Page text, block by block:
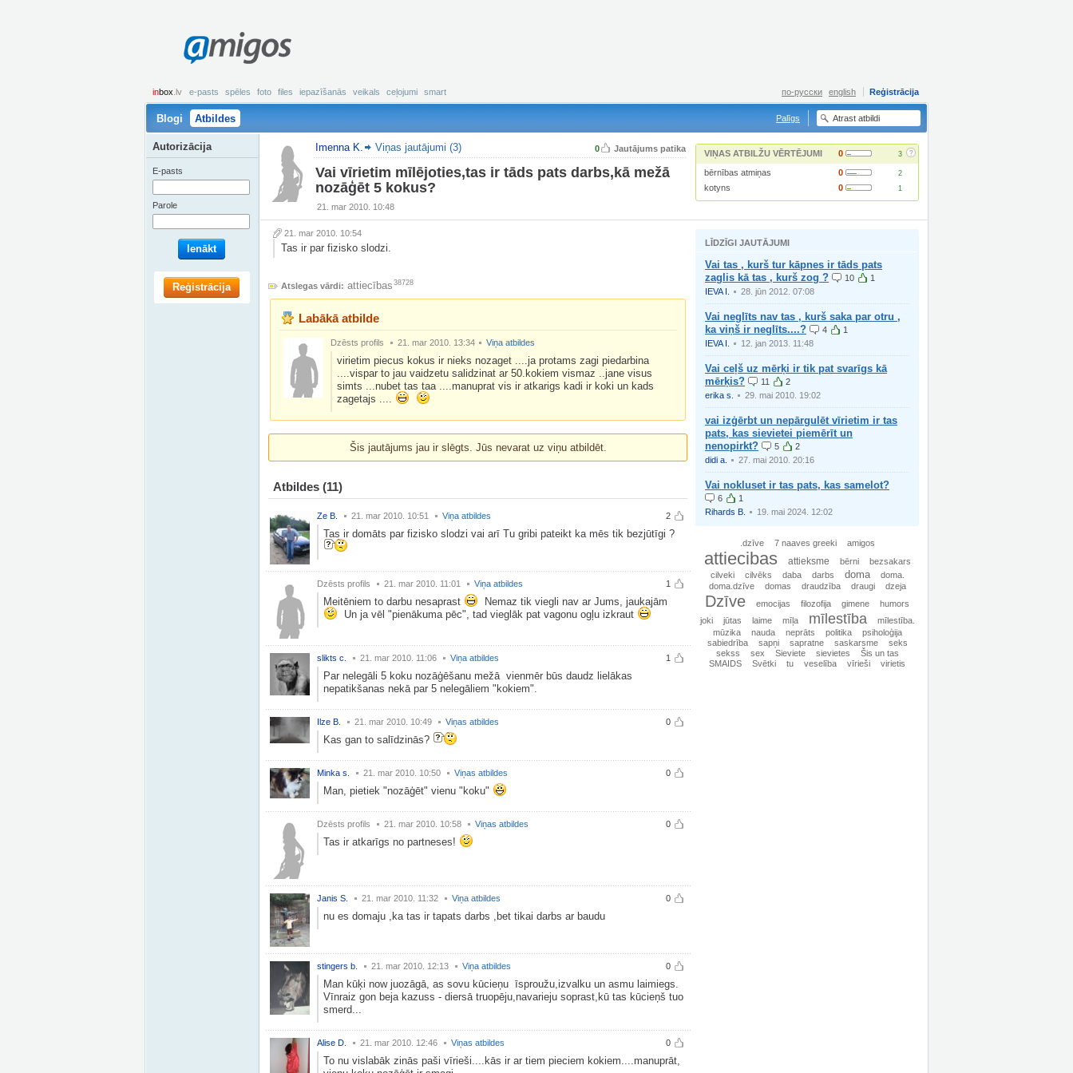
amigos
inbox .lv e-pasts spēles foto files iepazīšanās veikals ceļojumi smart Reģistrācija
по-русски english
Blogi Atbildes Palīgs
0 Jautājums patika
Imenna K. Viņas jautājumi (3)
Vai vīrietim mīlējoties,tas ir tāds pats darbs,kā mežā
nozāģēt 5 kokus?
21. mar 2010. 10:48
VIŅAS ATBILŽU VĒRTĒJUMI 0 3 ?
bērnības atmiņas 0 2
kotyns 0 1
21. mar 2010. 10:54
Tas ir par fizisko slodzi.
Atslegas vārdi: attiecības 38728
Labākā atbilde
Dzēsts profils 21. mar 2010. 13:34 Viņa atbildes
virietim piecus kokus ir nieks nozaget ....ja protams zagi piedarbina
....vispar to jau vaidzetu salidzinat ar 50.kokiem vismaz ..jane visus
simts ...nubet tas taa ....manuprat vis ir atkarigs kadi ir koki un kads
zagetajs ....
Šis jautājums jau ir slēgts. Jūs nevarat uz viņu atbildēt.
Atbildes (11)
2
Ze B. 21. mar 2010. 10:51 Viņa atbildes
Tas ir domāts par fizisko slodzi vai arī Tu gribi pateikt ka mēs tik bezjūtīgi ?
1
Dzēsts profils 21. mar 2010. 11:01 Viņa atbildes
Meitēniem to darbu nesaprast
Nemaz tik viegli nav ar Jums, jaukajām
Un ja vēl "pienākuma pēc", tad vieglāk pat vagonu ogļu izkraut
1
slikts c. 21. mar 2010. 11:06 Viņa atbildes
Par nelegāli 5 koku nozāģēšanu mežā vienmēr būs daudz lielākas
nepatikšanas nekā par 5 nelegāliem "kokiem".
0
Ilze B. 21. mar 2010. 10:49 Viņas atbildes
Kas gan to salīdzinās?
0
Minka s. 21. mar 2010. 10:50 Viņas atbildes
Man, pietiek "nozāģēt" vienu "koku"
0
Dzēsts profils 21. mar 2010. 10:58 Viņas atbildes
Tas ir atkarīgs no partneses!
0
Janis S. 21. mar 2010. 11:32 Viņa atbildes
nu es domaju ,ka tas ir tapats darbs ,bet tikai darbs ar baudu
0
stingers b. 21. mar 2010. 12:13 Viņa atbildes
Man kūķi now juozāgā, as sovu kūcieņu īsproužu,izvalku un asmu laimiegs.
Vīnraiz gon beja kazuss - diersā truopēju,navarieju soprast,kū tas kūcieņš tuo
smerd...
0
Alise D. 21. mar 2010. 12:46 Viņas atbildes
To nu vislabāk zinās paši vīrieši....kās ir ar tiem pieciem kokiem....manuprāt,
LĪDZĪGI JAUTĀJUMI
Vai tas , kurš tur kāpnes ir tāds pats
zaglis kā tas , kurš zog ?
10
1
IEVA I.
28. jūn 2012. 07:08
Vai neglīts nav tas , kurš saka par otru ,
ka viņš ir neglīts....?
4
1
IEVA I.
12. jan 2013. 11:48
Vai ceļš uz mērķi ir tik pat svarīgs kā
mērķis?
11
2
erika s.
29. mai 2010. 19:02
vai izģērbt un nepārgulēt vīrietim ir tas
pats, kas sievietei piemērīt un
nenopirkt?
5
2
didi a.
27. mai 2010. 20:16
Vai nokluset ir tas pats, kas samelot?
6
1
Rihards B.
19. mai 2024. 12:02
.dzīve 7 naaves greeki amigos
attiecibas attieksme bērni
bezsakars
cilveki
cilvēks daba darbs doma
doma.
doma.dzīve
domas draudzība draugi dzeja
Dzīve emocijas filozofija gimene
humors
joki
jūtas laime mīļa mīlestība
mīlestība.
mūzika
nauda neprāts politika
psiholoģija
sabiedrība
sapņi sapratne saskarsme
seks
sekss
sex Sieviete sievietes
Šis un tas
SMAIDS
Svētki tu veselība vīrieši virietis
Autorizācija
E-pasts
Parole
Ienākt
Reģistrācija